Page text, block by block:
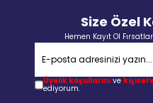
Size Özel
Hemen Kayıt Ol
Üyelik koşullarını ve kişisel
ediyorum.